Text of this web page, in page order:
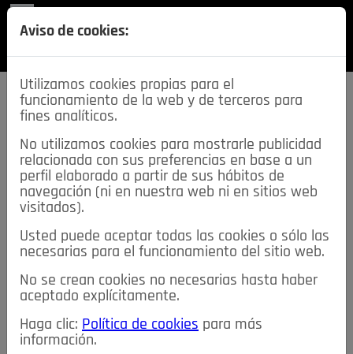
SECCIONES
descarga esta
REVISTA
≡NOTICIAS
NOTICIAS SERVICIOS DE INTERÉS
TABLÓN DE ANUNCIOS MIS ANUNCIOS CONTACTO
NOSOTROS
Aviso de cookies:
Utilizamos cookies propias para el
funcionamiento de la web y de terceros para
fines analíticos.
No utilizamos cookies para mostrarle publicidad
relacionada con sus preferencias en base a un
perfil elaborado a partir de sus hábitos de
navegación (ni en nuestra web ni en sitios web
visitados).
Usted puede aceptar todas las cookies o sólo las
necesarias para el funcionamiento del sitio web.
No se crean cookies no necesarias hasta haber
aceptado explícitamente.
Haga clic: Política de cookies para más
información.